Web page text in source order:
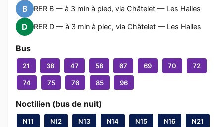
B RER B — à 3 min à pied, via Châtelet — Les Halles
D RER D — à 3 min à pied, via Châtelet — Les Halles
Bus
21 38 47 58 67 69 70 72
74 75 76 85 96
Noctilien (bus de nuit)
N11 N12 N13 N14 N15 N16 N21